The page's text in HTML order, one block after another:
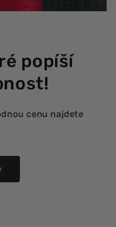
popíší
cenu najdete